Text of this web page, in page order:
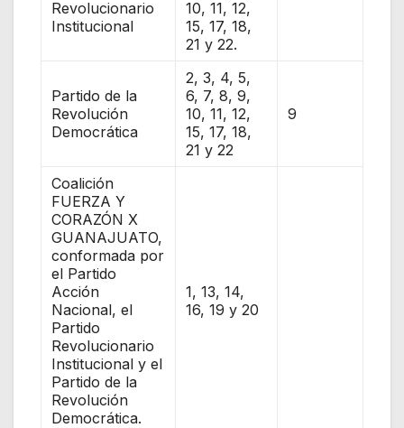
Revolucionario
Institucional
10, 11, 12,
15, 17, 18,
21 y 22.
Partido de la
Revolución
Democrática
2, 3, 4, 5,
6, 7, 8, 9,
10, 11, 12,
15, 17, 18,
21 y 22
9
Coalición
FUERZA Y
CORAZÓN X
GUANAJUATO,
conformada por
el Partido
Acción
Nacional, el
Partido
Revolucionario
Institucional y el
Partido de la
Revolución
Democrática.
1, 13, 14,
16, 19 y 20